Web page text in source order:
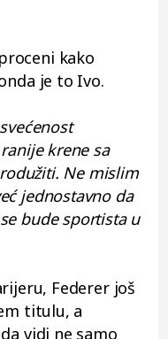
kako
je to Ivo.
krene sa
Ne mislim
jednostavno da
bude sportista u
Federer još
titulu, a
vidi ne samo